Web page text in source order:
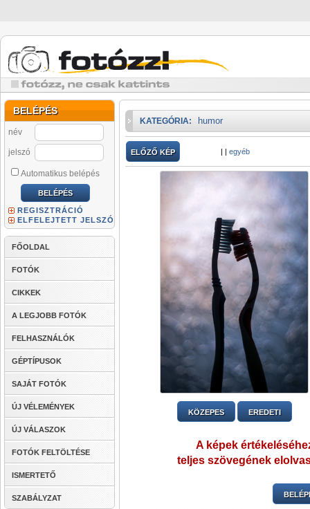
BELÉPÉS
név
jelszó
Automatikus belépés
REGISZTRÁCIÓ
ELFELEJTETT JELSZÓ
FŐOLDAL
FOTÓK
CIKKEK
A LEGJOBB FOTÓK
FELHASZNÁLÓK
GÉPTÍPUSOK
SAJÁT FOTÓK
ÚJ VÉLEMÉNYEK
ÚJ VÁLASZOK
FOTÓK FELTÖLTÉSE
ISMERTETŐ
SZABÁLYZAT
KATEGÓRIA: humor
ELŐZŐ KÉP | | egyéb
KÖZEPES EREDETI
A képek
teljes szövegének